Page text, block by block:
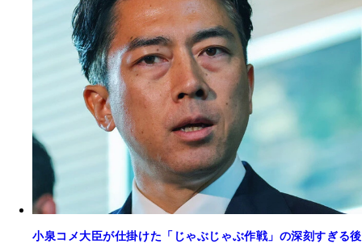
小泉コメ大臣が仕掛けた「じゃぶじゃぶ作戦」の深刻すぎる後